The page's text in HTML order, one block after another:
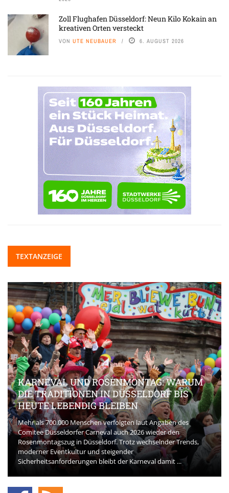
Zoll Flughafen Düsseldorf: Neun Kilo Kokain an
kreativen Orten versteckt
VON UTE NEUBAUER 6. AUGUST 2026
TEXTANZEIGE
KARNEVAL UND ROSENMONTAG: WARUM
DIE TRADITIONEN IN DÜSSELDORF BIS
HEUTE LEBENDIG BLEIBEN
Mehr als 700.000 Menschen verfolgten laut Angaben des
Comitee Düsseldorfer Carneval auch 2026 wieder den
Rosenmontagszug in Düsseldorf. Trotz wechselnder Trends,
moderner Eventkultur und steigender
Sicherheitsanforderungen bleibt der Karneval damit ...